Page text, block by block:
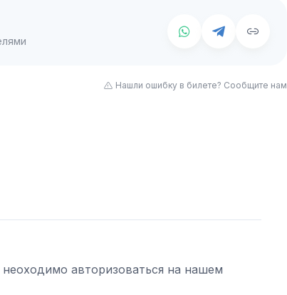
Нашли ошибку в билете? Сообщите нам
авторизоваться на нашем